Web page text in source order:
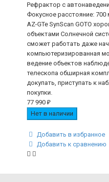
Рефрактор с
Фокусное расстояние:
AZ-GTe SynScan GOTO
объектами Солнечной
сможет работать даже
компьютеризированная
ведение объектов
телескопа обширная
докупать, приступать к
покупки.
77 990 ₽
Нет в наличии
Добавить в избранное
Добавить к сравнению